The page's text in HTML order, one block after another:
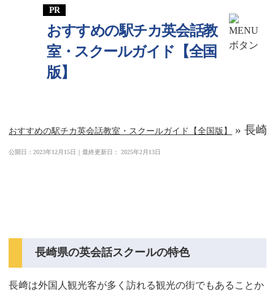
おすすめの駅チカ英会話教
室・スクールガイド【全国
版】
おすすめの駅チカ英会話教室・スクールガイド【全国版】 »長崎
公開日：2023年12月15日 ｜最終更新日：2025年2月13日
長崎県の英会話スクールの特色
長﨑は外国人観光客が多く訪れる観光の街でもあることか